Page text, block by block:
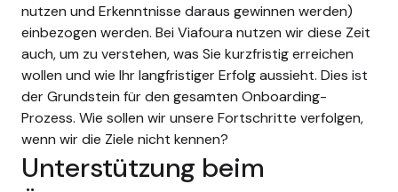
nutzen und Erkenntnisse daraus gewinnen werden)
einbezogen werden. Bei Viafoura nutzen wir diese Zeit
auch, um zu verstehen, was Sie kurzfristig erreichen
wollen und wie Ihr langfristiger Erfolg aussieht. Dies ist
der Grundstein für den gesamten Onboarding-
Prozess. Wie sollen wir unsere Fortschritte verfolgen,
wenn wir die Ziele nicht kennen?
Unterstützung beim